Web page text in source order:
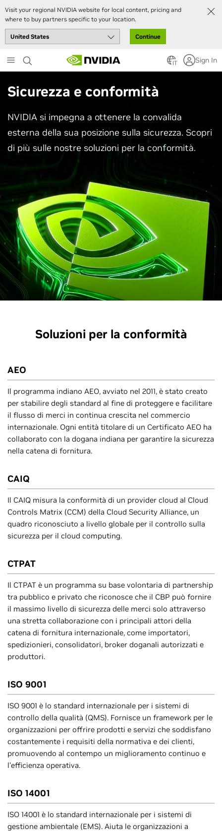
Visit your regional NVIDIA website for local content, pricing and
where to buy partners specific to your location.
Continue
to
main
content
IT Sign In
Sicurezza e conformità
NVIDIA si impegna a ottenere la convalida
esterna della sua posizione sulla sicurezza. Scopri
di più sulle nostre soluzioni per la conformità.
Soluzioni per la conformità
AEO
Il programma indiano AEO, avviato nel 2011, è stato creato
per stabilire degli standard al fine di proteggere e facilitare
il flusso di merci in continua crescita nel commercio
internazionale. Ogni entità titolare di un Certificato AEO ha
collaborato con la dogana indiana per garantire la sicurezza
nella catena di fornitura.
CAIQ
Il CAIQ misura la conformità di un provider cloud al Cloud
Controls Matrix (CCM) della Cloud Security Alliance, un
quadro riconosciuto a livello globale per il controllo sulla
sicurezza per il cloud computing.
CTPAT
Il CTPAT è un programma su base volontaria di partnership
tra pubblico e privato che riconosce che il CBP può fornire
il massimo livello di sicurezza delle merci solo attraverso
una stretta collaborazione con i principali attori della
catena di fornitura internazionale, come importatori,
spedizionieri, consolidatori, broker doganali autorizzati e
produttori.
ISO 9001
ISO 9001 è lo standard internazionale per i sistemi di
controllo della qualità (QMS). Fornisce un framework per le
organizzazioni per offrire prodotti e servizi che soddisfano
costantemente i requisiti della normativa e dei clienti,
promuovendo al contempo un miglioramento continuo e
l'efficienza operativa.
ISO 14001
ISO 14001 è lo standard internazionale per i sistemi di
gestione ambientale (EMS). Aiuta le organizzazioni a